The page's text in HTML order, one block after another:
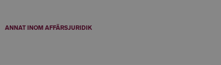
ANNAT INOM AFFÄRSJURIDIK